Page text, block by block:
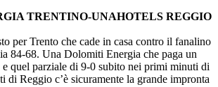
TRENTINO-UNAHOTELS REGGIO
per Trento che cade in casa contro il fanalino
84-68. Una Dolomiti Energia che paga un
quel parziale di 9-0 subito nei primi minuti di
di Reggio c’è sicuramente la grande impronta